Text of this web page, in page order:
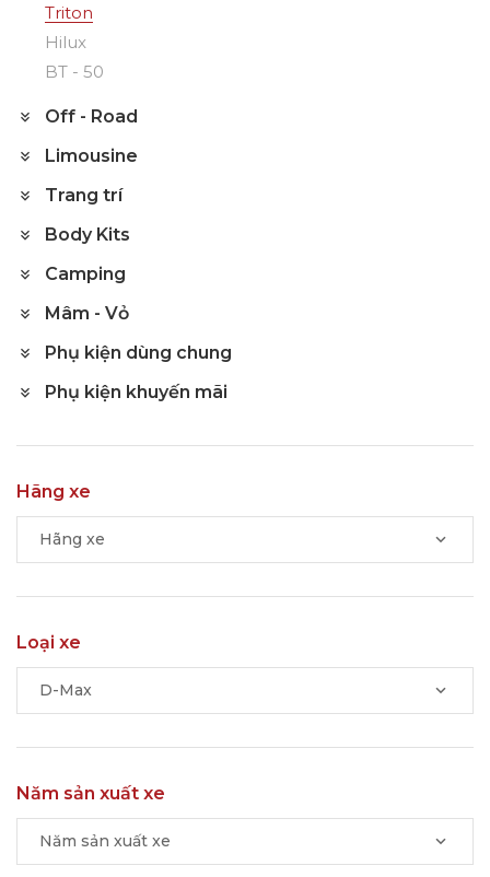
Triton
Hilux
BT - 50
Off - Road
Limousine
Trang trí
Body Kits
Camping
Mâm - Vỏ
Phụ kiện dùng chung
Phụ kiện khuyến mãi
Hãng xe
Hãng xe
Loại xe
D-Max
Năm sản xuất xe
Năm sản xuất xe